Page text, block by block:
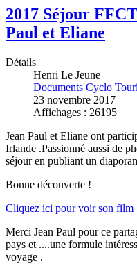
2017 Séjour
Paul et Eliane
Détails
Henri Le Jeune
Documents Cyclo
23 novembre 2017
Affichages : 26195
Jean Paul et Eliane ont
Irlande .Passionné aussi de
séjour en publiant un
Bonne découverte !
Cliquez ici pour voir son
Merci Jean Paul pour ce
pays et ....une formule
voyage .